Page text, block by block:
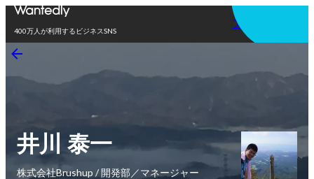
400万人が利用するビジネスSNS
アプリを使う
井川 泰一
株式会社Brushup / 開発部／マネージャー